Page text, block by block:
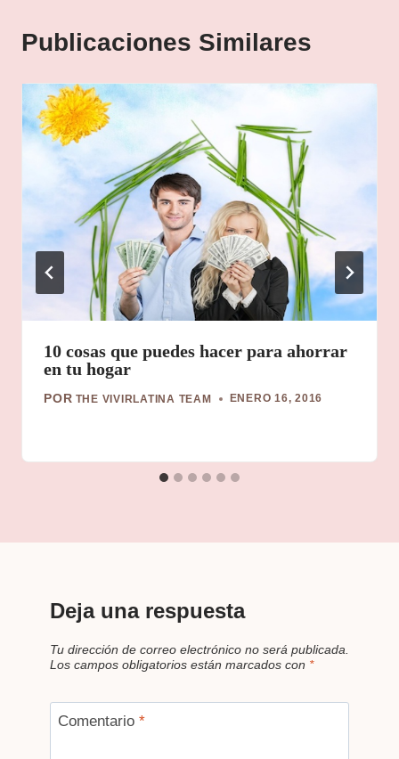
Publicaciones Similares
10 cosas que puedes hacer para ahorrar
en tu hogar
POR THE VIVIRLATINA TEAM ENERO 16, 2016
Deja una respuesta
Tu dirección de correo electrónico no será publicada.
Los campos obligatorios están marcados con *
Comentario *